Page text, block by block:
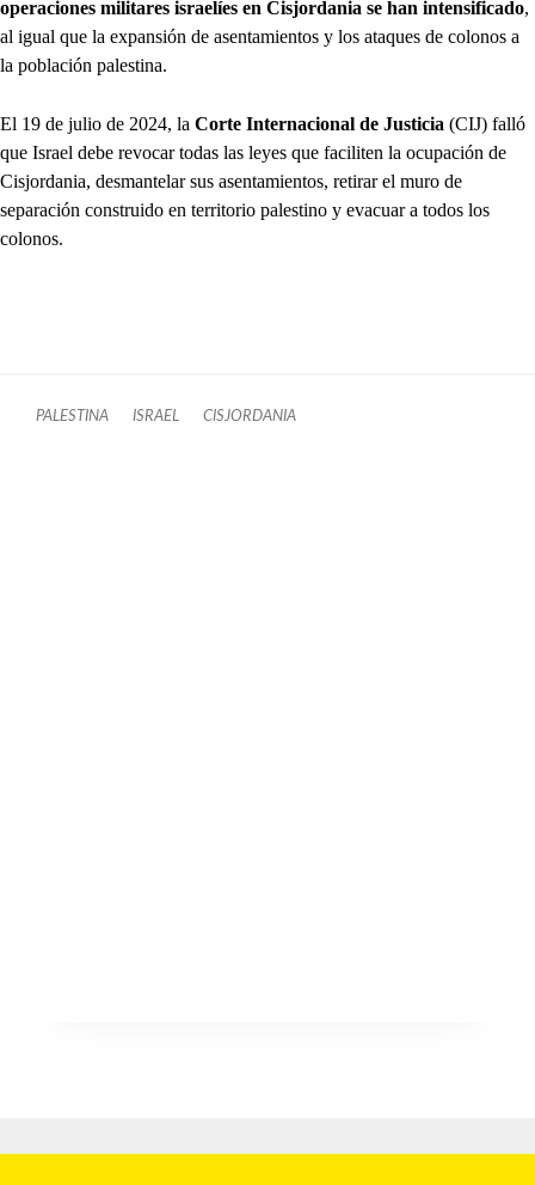
operaciones militares israelíes en Cisjordania se han intensificado,
al igual que la expansión de asentamientos y los ataques de colonos a
la población palestina.
El 19 de julio de 2024, la Corte Internacional de Justicia (CIJ) falló
que Israel debe revocar todas las leyes que faciliten la ocupación de
Cisjordania, desmantelar sus asentamientos, retirar el muro de
separación construido en territorio palestino y evacuar a todos los
colonos.
PALESTINA ISRAEL CISJORDANIA